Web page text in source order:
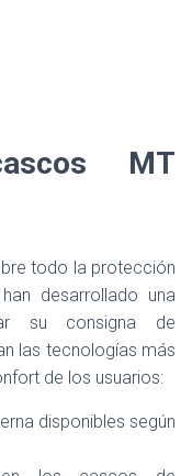
MT
todo la protección
desarrollado una
su consigna de
las tecnologías más
de los usuarios:
disponibles según